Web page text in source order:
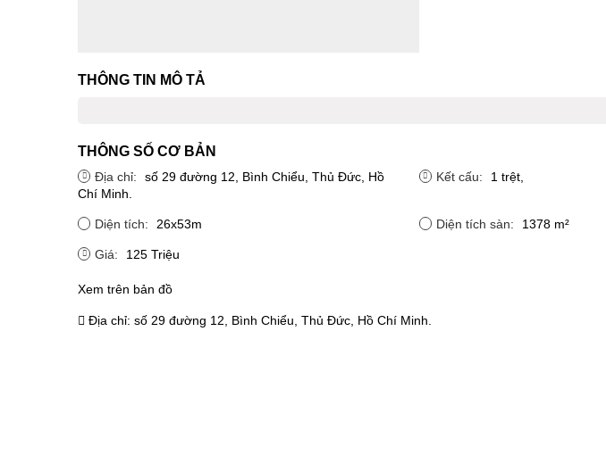
THÔNG TIN MÔ TẢ
THÔNG SỐ CƠ BẢN
Địa chỉ:
số 29 đường 12, Bình Chiểu, Thủ Đức, Hồ
Chí Minh.
Kết cấu: 1 trệt,
Diện tích: 26x53m Diện tích sàn: 1378 m²
Giá: 125 Triệu
Xem trên bản đồ
Địa chỉ: số 29 đường 12, Bình Chiểu, Thủ Đức, Hồ Chí Minh.